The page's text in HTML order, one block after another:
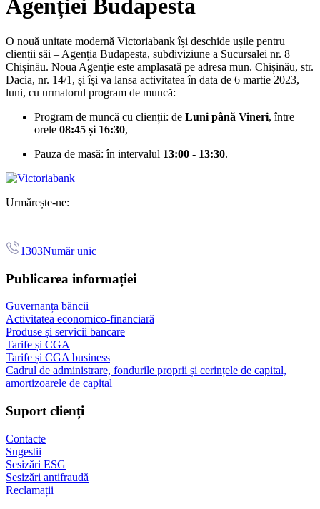
Agenției Budapesta
O nouă unitate modernă Victoriabank își deschide ușile pentru
clienții săi – Agenția Budapesta, subdiviziune a Sucursalei nr. 8
Chișinău. Noua Agenție este amplasată pe adresa mun. Chișinău, str.
Dacia, nr. 14/1, și își va lansa activitatea în data de 6 martie 2023,
luni, cu urmatorul program de muncă:
Program de muncă cu clienții: de Luni până Vineri, între
orele 08:45 și 16:30,
Pauza de masă: în intervalul 13:00 - 13:30.
Urmărește-ne:
1303Număr unic
Publicarea informației
Guvernanța băncii
Activitatea economico-financiară
Produse și servicii bancare
Tarife și CGA
Tarife și CGA business
Cadrul de administrare, fondurile proprii și cerințele de capital,
amortizoarele de capital
Suport clienți
Contacte
Sugestii
Sesizări ESG
Sesizări antifraudă
Reclamații